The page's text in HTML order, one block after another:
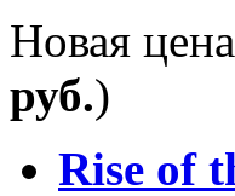
Новая
руб.)
Rise of